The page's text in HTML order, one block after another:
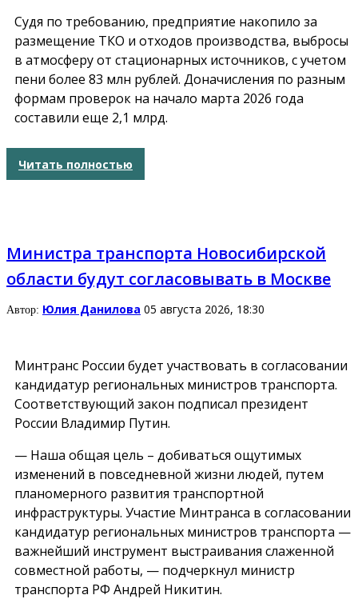
Судя по требованию, предприятие накопило за
размещение ТКО и отходов производства, выбросы
в атмосферу от стационарных источников, с учетом
пени более 83 млн рублей. Доначисления по разным
формам проверок на начало марта 2026 года
составили еще 2,1 млрд.
Читать полностью
Министра транспорта Новосибирской
области будут согласовывать в Москве
Автор: Юлия Данилова 05 августа 2026, 18:30
Минтранс России будет участвовать в согласовании
кандидатур региональных министров транспорта.
Соответствующий закон подписал президент
России Владимир Путин.
— Наша общая цель – добиваться ощутимых
изменений в повседневной жизни людей, путем
планомерного развития транспортной
инфраструктуры. Участие Минтранса в согласовании
кандидатур региональных министров транспорта —
важнейший инструмент выстраивания слаженной
совместной работы, — подчеркнул министр
транспорта РФ Андрей Никитин.